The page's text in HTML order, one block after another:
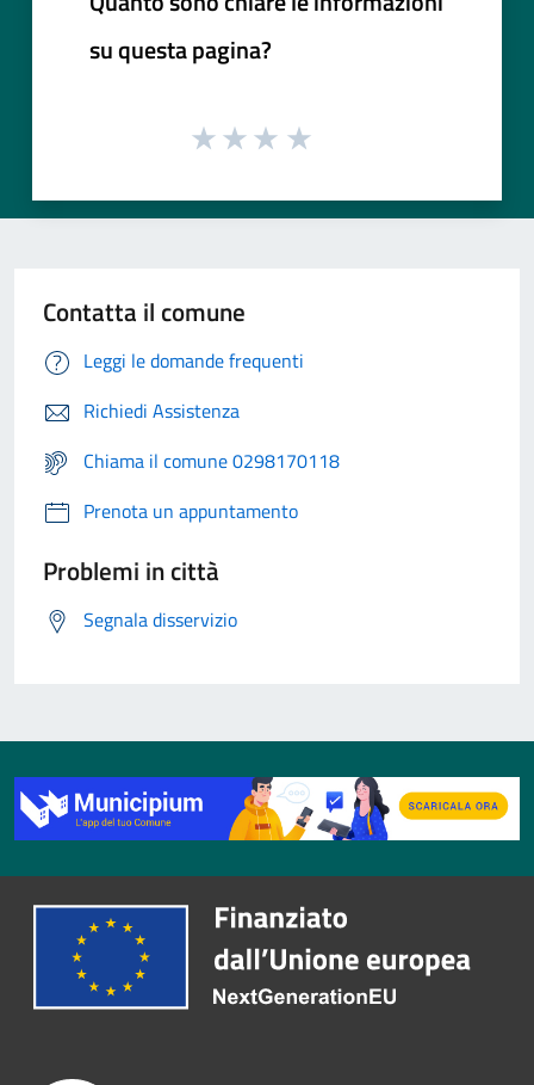
su questa pagina?
Contatta il comune
Leggi le domande frequenti
Richiedi Assistenza
Chiama il comune 0298170118
Prenota un appuntamento
Problemi in città
Segnala disservizio